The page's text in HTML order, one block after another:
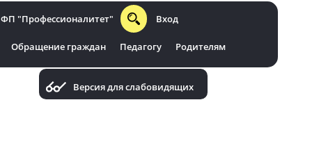
ФП "Профессионалитет"
Обращение граждан Педагогу Родителям
Вход
Версия для слабовидящих